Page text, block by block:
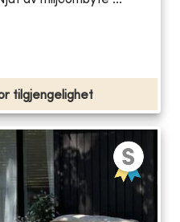
tilgjengelighet